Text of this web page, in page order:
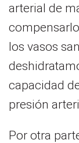
arterial de
los vasos
capacidad
presión
Por otra